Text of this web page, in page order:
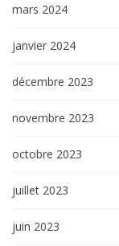
mars 2024
janvier 2024
décembre 2023
novembre 2023
octobre 2023
juillet 2023
juin 2023